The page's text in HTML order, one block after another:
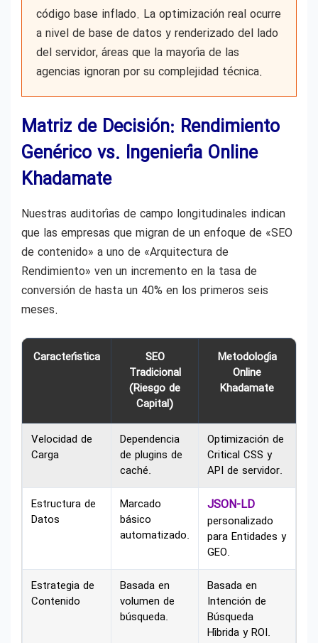
código base inflado. La optimización real ocurre
a nivel de base de datos y renderizado del lado
del servidor, áreas que la mayoría de las
agencias ignoran por su complejidad técnica.
Matriz de Decisión: Rendimiento
Genérico vs. Ingeniería Online
Khadamate
Nuestras auditorías de campo longitudinales indican
que las empresas que migran de un enfoque de «SEO
de contenido» a uno de «Arquitectura de
Rendimiento» ven un incremento en la tasa de
conversión de hasta un 40% en los primeros seis
meses.
Característica
SEO
Tradicional
(Riesgo de
Capital)
Metodología
Online
Khadamate
Velocidad de
Carga
Dependencia
de plugins de
caché.
Optimización de
Critical CSS y
API de servidor.
Estructura de
Datos
Marcado
básico
automatizado.
JSON-LD
personalizado
para Entidades y
GEO.
Estrategia de
Contenido
Basada en
volumen de
búsqueda.
Basada en
Intención de
Búsqueda
Híbrida y ROI.